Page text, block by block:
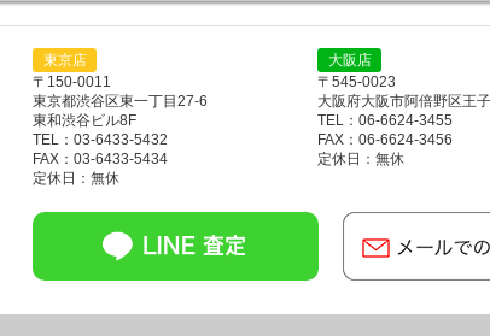
東京店
〒150-0011
東京都渋谷区東一丁目27-6
東和渋谷ビル8F
TEL：03-6433-5432
FAX：03-6433-5434
定休日：無休
大阪店
〒545-0023
大阪府大阪市阿倍野区王
TEL：06-6624-3455
FAX：06-6624-3456
定休日：無休